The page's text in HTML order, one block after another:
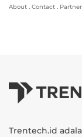
About . Contact .
Trentech.id